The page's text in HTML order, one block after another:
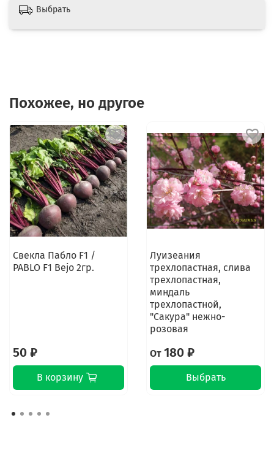
Выбрать
Похожее, но другое
Свекла Пабло F1 /
PABLO F1 Bejo 2гр.
50 ₽
В корзину
Луизеания
трехлопастная, слива
трехлопастная,
миндаль
трехлопастной,
"Сакура" нежно-
розовая
От180 ₽
Выбрать